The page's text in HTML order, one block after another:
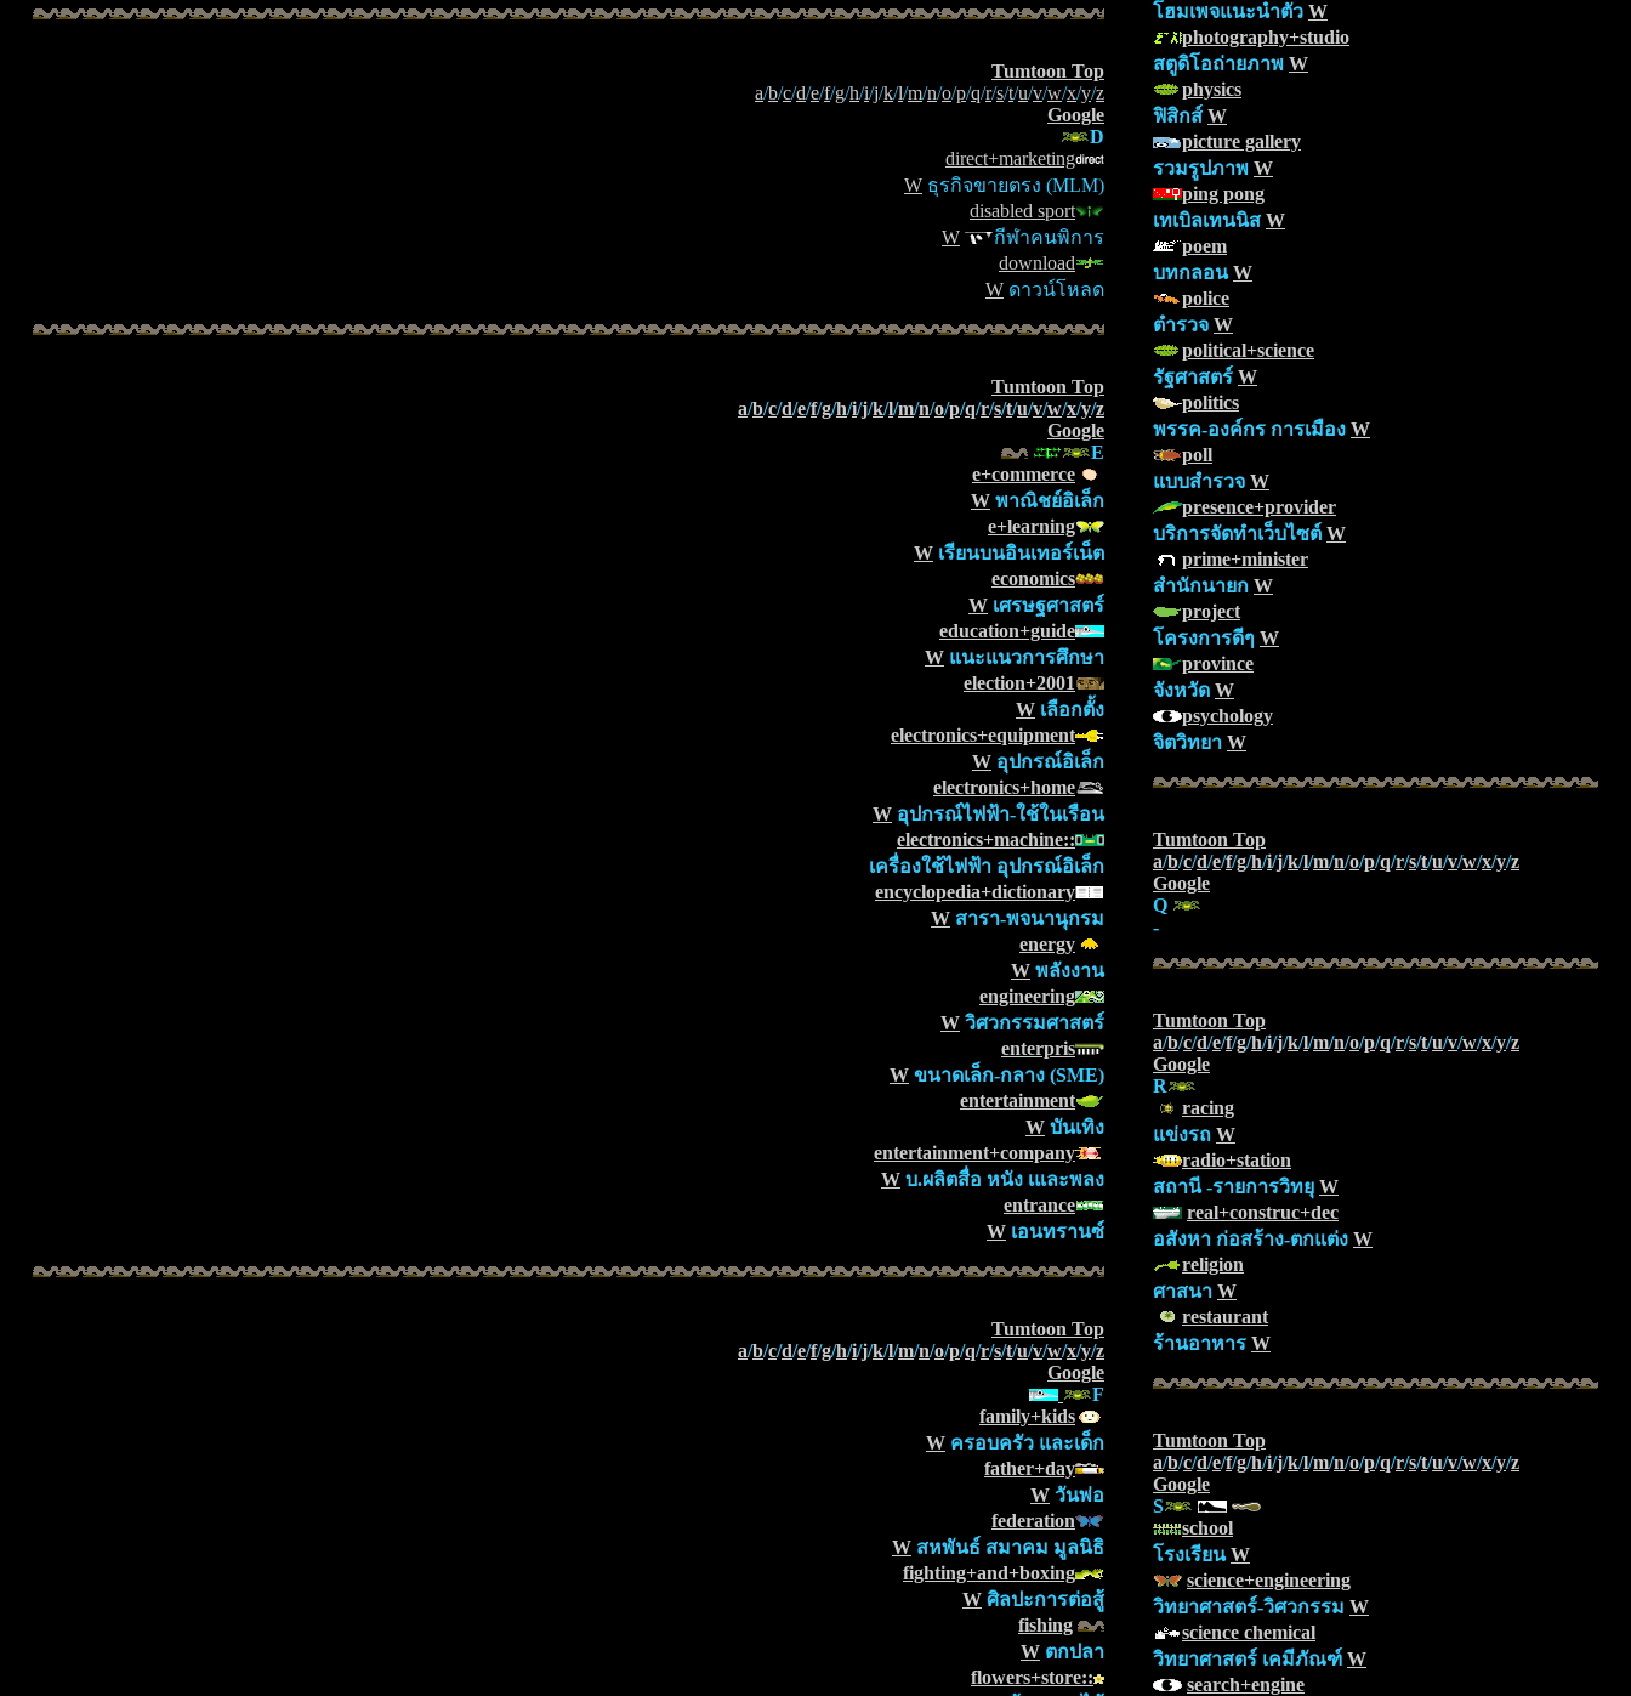
Tumtoon Top
a/b/c/d/e/f/g/h/i/j/k/l/m/n/o/p/q/r/s/t/u/v/w/x/y/z
Google
D
direct+marketing
W ธุรกิจขายตรง (MLM)
disabled sport
W
กีฬาคนพิการ
download
W ดาวน์โหลด
Tumtoon Top
a/b/c/d/e/f/g/h/i/j/k/l/m/n/o/p/q/r/s/t/u/v/w/x/y/z
Google
E
e+commerce
W พาณิชย์อิเล็ก
e+learning
W เรียนบนอินเทอร์เน็ต
economics
W เศรษฐศาสตร์
education+guide
W แนะแนวการศึกษา
election+2001
W เลือกตั้ง
electronics+equipment
W อุปกรณ์อิเล็ก
electronics+home
W อุปกรณ์ไฟฟ้า-ใช้ในเรือน
electronics+machine::
เครื่องใช้ไฟฟ้า อุปกรณ์อิเล็ก
encyclopedia+dictionary
W สารา-พจนานุกรม
energy
W พลังงาน
engineering
W วิศวกรรมศาสตร์
enterpris
W ขนาดเล็ก-กลาง (SME)
entertainment
W บันเทิง
entertainment+company
W บ.ผลิตสื่อ หนัง เและพลง
entrance
W เอนทรานซ์
Tumtoon Top
a/b/c/d/e/f/g/h/i/j/k/l/m/n/o/p/q/r/s/t/u/v/w/x/y/z
Google
F
family+kids
W ครอบครัว และเด็ก
father+day
W วันพ่อ
federation
W สหพันธ์ สมาคม มูลนิธิ
fighting+and+boxing
W ศิลปะการต่อสู้
fishing
W ตกปลา
flowers+store::
โฮมเพจแนะนำตัว W
photography+studio
สตูดิโอถ่ายภาพ W
physics
ฟิสิกส์ W
picture gallery
รวมรูปภาพ W
ping pong
เทเบิลเทนนิส W
poem
บทกลอนW
police
ตำรวจ W
political+science
รัฐศาสตร์ W
politics
พรรค-องค์กร การเมือง W
poll
แบบสำรวจ W
presence+provider
บริการจัดทำเว็บไซต์ W
prime+minister
สำนักนายก W
project
โครงการดีๆ W
province
จังหวัด W
psychology
จิตวิทยา W
Tumtoon Top
a/b/c/d/e/f/g/h/i/j/k/l/m/n/o/p/q/r/s/t/u/v/w/x/y/z
Google
Q
-
Tumtoon Top
a/b/c/d/e/f/g/h/i/j/k/l/m/n/o/p/q/r/s/t/u/v/w/x/y/z
Google
R
racing
แข่งรถ W
radio+station
สถานี -รายการวิทยุ W
real+construc+dec
อสังหา ก่อสร้าง-ตกแต่ง W
religion
ศาสนา W
restaurant
ร้านอาหาร W
Tumtoon Top
a/b/c/d/e/f/g/h/i/j/k/l/m/n/o/p/q/r/s/t/u/v/w/x/y/z
Google
S
school
โรงเรียนW
science+engineering
วิทยาศาสตร์-วิศวกรรม W
science chemical
วิทยาศาสตร์ เคมีภัณฑ์ W
search+engine